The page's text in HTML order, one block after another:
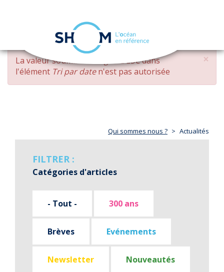
Aller
contenu
principal
navigation
×
MESSAGE
D'ERREUR
La valeur soumise changed DESCdans
l'élément Tri par daten'est pas autorisée
Qui sommes nous ? Actualités
FILTRER :
Catégories d'articles
- Tout - 300 ans
Brèves Evénements
Newsletter Nouveautés